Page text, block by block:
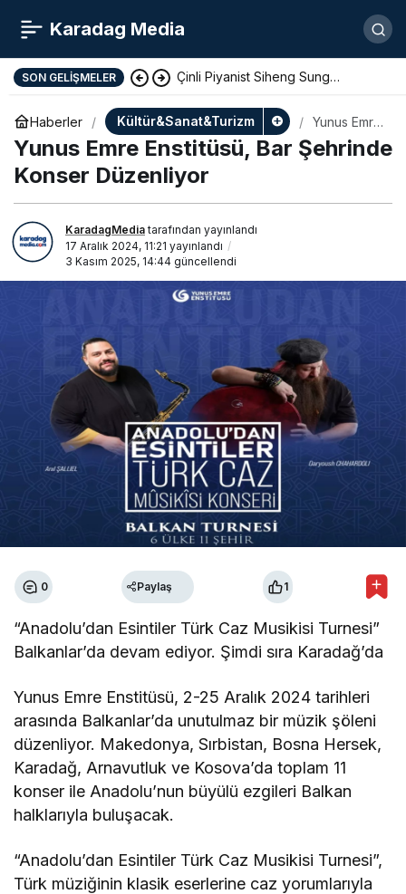
Karadag Media
SON GELIŞMELER Çinli Piyanist Siheng Sung
KotorArt Festivalinde Sahne Alıyor
Haberler Kültür&Sanat&Turizm
Yunus Emre
Enstitüsü,
Bar
Yunus Emre Enstitüsü, Bar Şehrinde
Konser Düzenliyor
KaradagMediatarafından yayınlandı
17 Aralık 2024, 11:21 yayınlandı
3 Kasım 2025, 14:44 güncellendi
0 Paylaş 1
“Anadolu’dan Esintiler Türk Caz Musikisi Turnesi”
Balkanlar’da devam ediyor. Şimdi sıra Karadağ’da
Yunus Emre Enstitüsü, 2-25 Aralık 2024 tarihleri
arasında Balkanlar’da unutulmaz bir müzik şöleni
düzenliyor. Makedonya, Sırbistan, Bosna Hersek,
Karadağ, Arnavutluk ve Kosova’da toplam 11
konser ile Anadolu’nun büyülü ezgileri Balkan
halklarıyla buluşacak.
“Anadolu’dan Esintiler Türk Caz Musikisi Turnesi”,
Türk müziğinin klasik eserlerine caz yorumlarıyla